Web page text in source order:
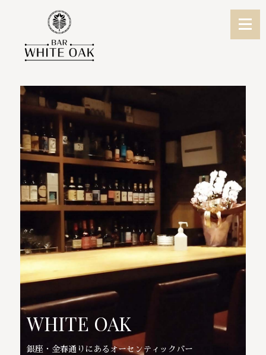
WHITE OAK
銀座・金春通りにあるオーセンティックバー